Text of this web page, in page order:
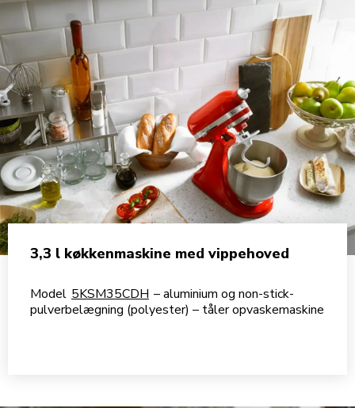
3,3 l køkkenmaskine med vippehoved
Model 5KSM35CDH – aluminium og non-stick-
pulverbelægning (polyester) – tåler opvaskemaskine